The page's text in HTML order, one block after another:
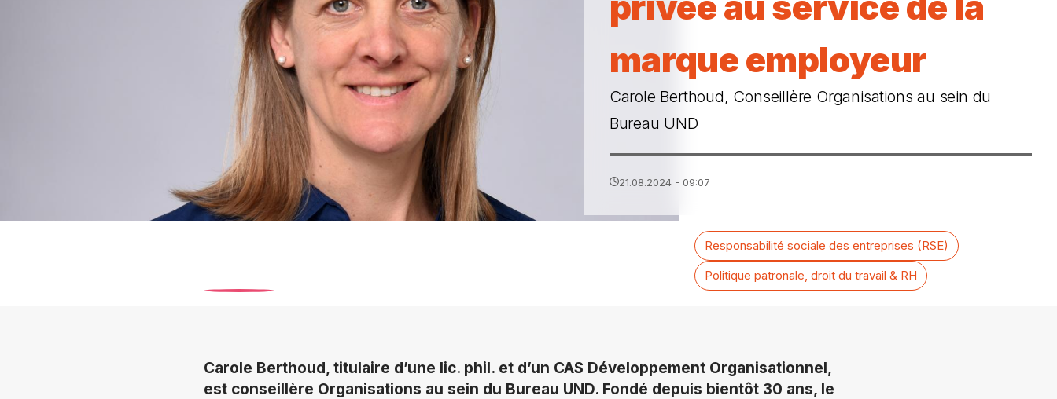
marque employeur
Carole Berthoud, Conseillère Organisations au sein du
Bureau UND
21.08.2024 - 09:07
Responsabilité sociale des entreprises (RSE)
Politique patronale, droit du travail & RH
Carole Berthoud, titulaire d’une lic. phil. et d’un CAS Développement Organisationnel,
est conseillère Organisations au sein du Bureau UND. Fondé depuis bientôt 30 ans, le